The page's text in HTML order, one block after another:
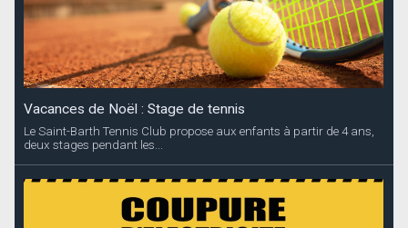
Vacances de Noël : Stage de tennis
Le Saint-Barth Tennis Club propose aux enfants à partir de 4 ans,
deux stages pendant les...